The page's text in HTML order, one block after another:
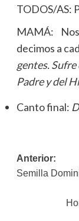
TODOS/AS:
MAMÁ: Nos
decimos a
gentes.
Padre y del
Canto final:
de
Anterior:
Semilla